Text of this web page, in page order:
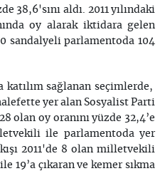
38,6'sını aldı. 2011 yılındaki
oy alarak iktidara gelen
sandalyeli parlamentoda 104
katılım sağlanan seçimlerde,
yer alan Sosyalist Parti
olan oy oranını yüzde 32,4’e
ile parlamentoda yer
2011'de 8 olan milletvekili
19’a çıkaran ve kemer sıkma